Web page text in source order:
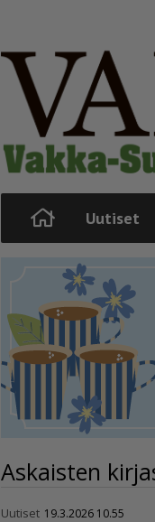
Uutiset
Askaisten
Uutiset 19.3.2026 10.55